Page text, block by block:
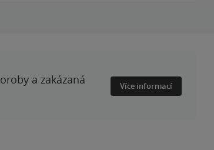
a zakázaná
Více informací